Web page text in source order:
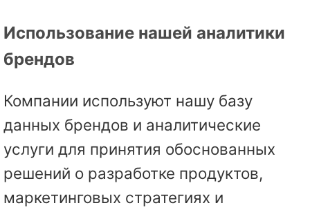
Использование нашей аналитики
брендов
Компании используют нашу базу
данных брендов и аналитические
услуги для принятия обоснованных
решений о разработке продуктов,
маркетинговых стратегиях и